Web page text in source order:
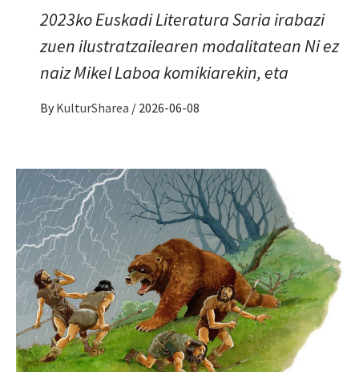
2023ko Euskadi Literatura Saria irabazi
zuen ilustratzailearen modalitatean Ni ez
naiz Mikel Laboa komikiarekin, eta
By KulturSharea / 2026-06-08